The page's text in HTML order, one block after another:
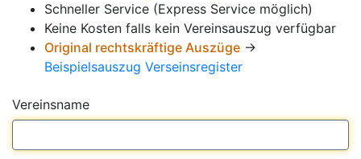
Schneller Service (Express Service möglich)
Keine Kosten falls kein Vereinsauszug verfügbar
Original rechtskräftige Auszüge →
Beispielsauszug Verseinsregister
Vereinsname